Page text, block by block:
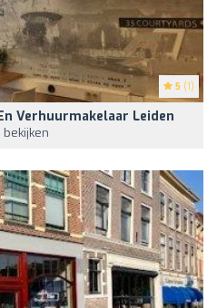
5 (1)
Verhuurmakelaar Leiden